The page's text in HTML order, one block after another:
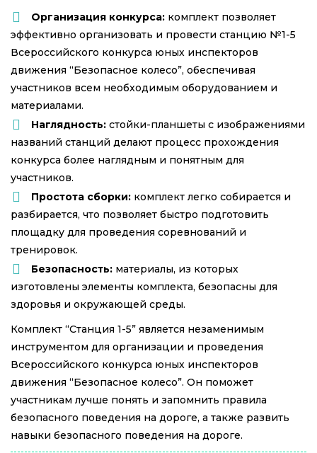
Организация конкурса: комплект позволяет
эффективно организовать и провести станцию №1-5
Всероссийского конкурса юных инспекторов
движения “Безопасное колесо”, обеспечивая
участников всем необходимым оборудованием и
материалами.
Наглядность: стойки-планшеты с изображениями
названий станций делают процесс прохождения
конкурса более наглядным и понятным для
участников.
Простота сборки: комплект легко собирается и
разбирается, что позволяет быстро подготовить
площадку для проведения соревнований и
тренировок.
Безопасность: материалы, из которых
изготовлены элементы комплекта, безопасны для
здоровья и окружающей среды.
Комплект “Станция 1-5” является незаменимым
инструментом для организации и проведения
Всероссийского конкурса юных инспекторов
движения “Безопасное колесо”. Он поможет
участникам лучше понять и запомнить правила
безопасного поведения на дороге, а также развить
навыки безопасного поведения на дороге.